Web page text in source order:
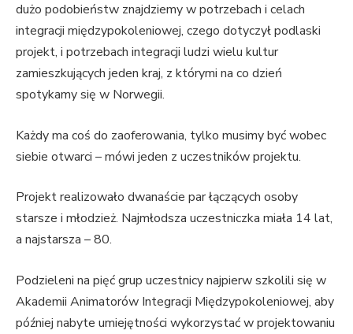
dużo podobieństw znajdziemy w potrzebach i celach
integracji międzypokoleniowej, czego dotyczył podlaski
projekt, i potrzebach integracji ludzi wielu kultur
zamieszkujących jeden kraj, z którymi na co dzień
spotykamy się w Norwegii.
Każdy ma coś do zaoferowania, tylko musimy być wobec
siebie otwarci – mówi jeden z uczestników projektu.
Projekt realizowało dwanaście par łączących osoby
starsze i młodzież. Najmłodsza uczestniczka miała 14 lat,
a najstarsza – 80.
Podzieleni na pięć grup uczestnicy najpierw szkolili się w
Akademii Animatorów Integracji Międzypokoleniowej, aby
później nabyte umiejętności wykorzystać w projektowaniu